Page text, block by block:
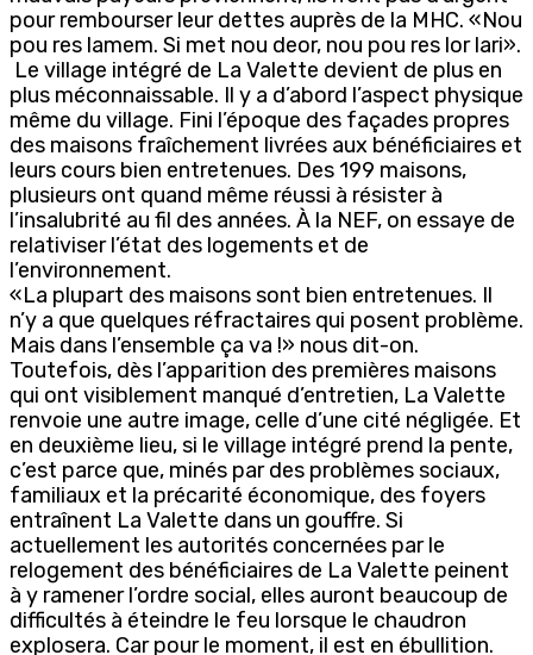
pour rembourser leur dettes auprès de la MHC. «Nou
pou res lamem. Si met nou deor, nou pou res lor lari».
Le village intégré de La Valette devient de plus en
plus méconnaissable. Il y a d’abord l’aspect physique
même du village. Fini l’époque des façades propres
des maisons fraîchement livrées aux bénéficiaires et
leurs cours bien entretenues. Des 199 maisons,
plusieurs ont quand même réussi à résister à
l’insalubrité au fil des années. À la NEF, on essaye de
relativiser l’état des logements et de
l’environnement.
«La plupart des maisons sont bien entretenues. Il
n’y a que quelques réfractaires qui posent problème.
Mais dans l’ensemble ça va !» nous dit-on.
Toutefois, dès l’apparition des premières maisons
qui ont visiblement manqué d’entretien, La Valette
renvoie une autre image, celle d’une cité négligée. Et
en deuxième lieu, si le village intégré prend la pente,
c’est parce que, minés par des problèmes sociaux,
familiaux et la précarité économique, des foyers
entraînent La Valette dans un gouffre. Si
actuellement les autorités concernées par le
relogement des bénéficiaires de La Valette peinent
à y ramener l’ordre social, elles auront beaucoup de
difficultés à éteindre le feu lorsque le chaudron
explosera. Car pour le moment, il est en ébullition.